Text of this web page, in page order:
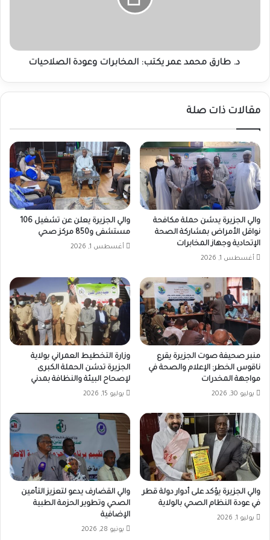
د. طارق محمد عمر يكتب: المخابرات وعودة الصلاحيات
مقالات ذات صلة
والي الجزيرة يدشن حملة مكافحة
نواقل الأمراض بمشاركة الصحة
الإتحادية وجهاز المخابرات
أغسطس 1, 2026
والي الجزيرة يعلن عن تشغيل 106
مستشفى و850 مركز صحي
أغسطس 1, 2026
منبر صحيفة صوت الجزيرة يقرع
ناقوس الخطر: الإعلام والصحة في
مواجهة المخدرات
يوليو 30, 2026
وزارة التخطيط العمراني بولاية
الجزيرة تدشن الحملة الكبرى
لإصحاح البيئة والنظافة بمدني
يوليو 15, 2026
والي الجزيرة يؤكد على أدوار دولة قطر
في عودة النظام الصحي بالولاية
يوليو 1, 2026
والي القضارف يدعو لتعزيز التأمين
الصحي وتطوير الحزمة الطبية
الإضافية
يونيو 28, 2026